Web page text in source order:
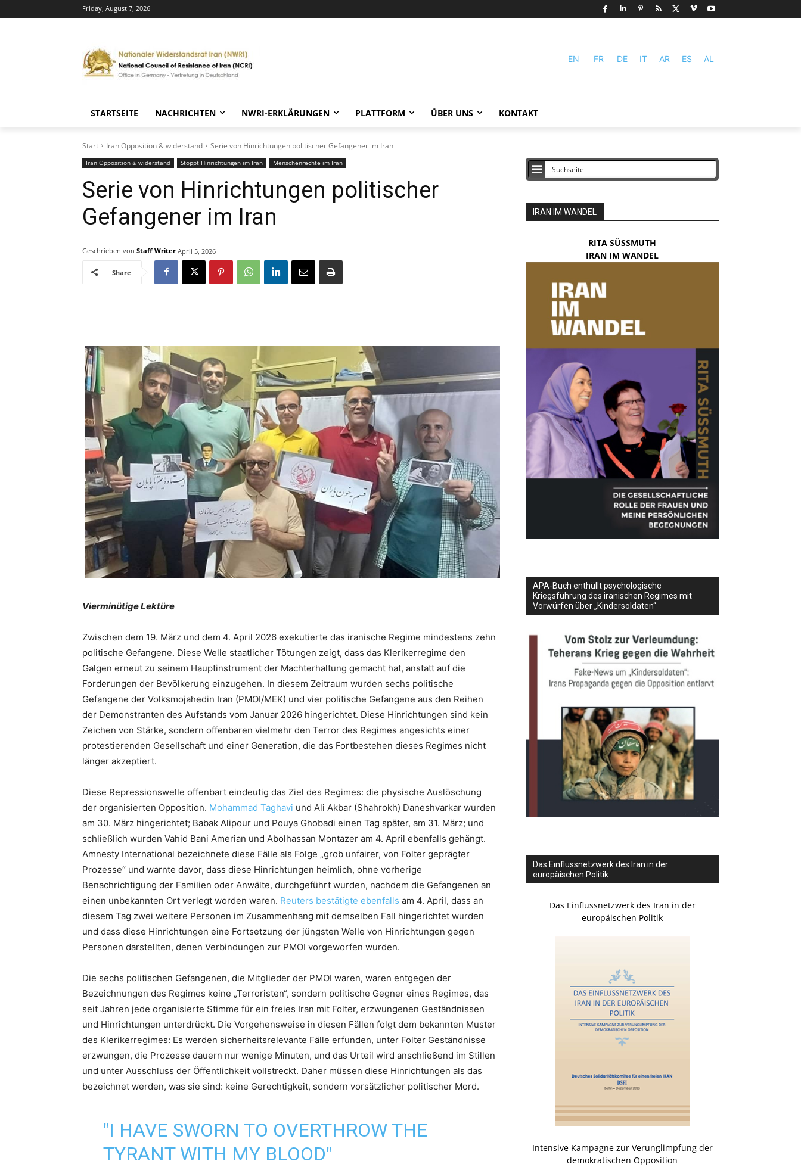
Friday, August 7, 2026
EN FR DE IT AR ES AL
STARTSEITE NACHRICHTEN NWRI-ERKLÄRUNGEN PLATTFORM ÜBER UNS KONTAKT
Start Iran Opposition & widerstand Serie von Hinrichtungen politischer Gefangener im Iran
Iran Opposition & widerstand Stoppt Hinrichtungen im Iran Menschenrechte im Iran
Serie von Hinrichtungen politischer
Gefangener im Iran
Geschrieben von Staff Writer April 5, 2026
Share
Vierminütige Lektüre
Zwischen dem 19. März und dem 4. April 2026 exekutierte das iranische Regime mindestens zehn
politische Gefangene. Diese Welle staatlicher Tötungen zeigt, dass das Klerikerregime den
Galgen erneut zu seinem Hauptinstrument der Machterhaltung gemacht hat, anstatt auf die
Forderungen der Bevölkerung einzugehen. In diesem Zeitraum wurden sechs politische
Gefangene der Volksmojahedin Iran (PMOI/MEK) und vier politische Gefangene aus den Reihen
der Demonstranten des Aufstands vom Januar 2026 hingerichtet. Diese Hinrichtungen sind kein
Zeichen von Stärke, sondern offenbaren vielmehr den Terror des Regimes angesichts einer
protestierenden Gesellschaft und einer Generation, die das Fortbestehen dieses Regimes nicht
länger akzeptiert.
Diese Repressionswelle offenbart eindeutig das Ziel des Regimes: die physische Auslöschung
der organisierten Opposition. Mohammad Taghavi und Ali Akbar (Shahrokh) Daneshvarkar wurden
am 30. März hingerichtet; Babak Alipour und Pouya Ghobadi einen Tag später, am 31. März; und
schließlich wurden Vahid Bani Amerian und Abolhassan Montazer am 4. April ebenfalls gehängt.
Amnesty International bezeichnete diese Fälle als Folge „grob unfairer, von Folter geprägter
Prozesse“ und warnte davor, dass diese Hinrichtungen heimlich, ohne vorherige
Benachrichtigung der Familien oder Anwälte, durchgeführt wurden, nachdem die Gefangenen an
einen unbekannten Ort verlegt worden waren. Reuters bestätigte ebenfalls am 4. April, dass an
diesem Tag zwei weitere Personen im Zusammenhang mit demselben Fall hingerichtet wurden
und dass diese Hinrichtungen eine Fortsetzung der jüngsten Welle von Hinrichtungen gegen
Personen darstellten, denen Verbindungen zur PMOI vorgeworfen wurden.
Die sechs politischen Gefangenen, die Mitglieder der PMOI waren, waren entgegen der
Bezeichnungen des Regimes keine „Terroristen“, sondern politische Gegner eines Regimes, das
seit Jahren jede organisierte Stimme für ein freies Iran mit Folter, erzwungenen Geständnissen
und Hinrichtungen unterdrückt. Die Vorgehensweise in diesen Fällen folgt dem bekannten Muster
des Klerikerregimes: Es werden sicherheitsrelevante Fälle erfunden, unter Folter Geständnisse
erzwungen, die Prozesse dauern nur wenige Minuten, und das Urteil wird anschließend im Stillen
und unter Ausschluss der Öffentlichkeit vollstreckt. Daher müssen diese Hinrichtungen als das
bezeichnet werden, was sie sind: keine Gerechtigkeit, sondern vorsätzlicher politischer Mord.
"I HAVE SWORN TO OVERTHROW THE
TYRANT WITH MY BLOOD"
IRAN IM WANDEL
RITA SÜSSMUTH
IRAN IM WANDEL
APA-Buch enthüllt psychologische
Kriegsführung des iranischen Regimes mit
Vorwürfen über „Kindersoldaten“
Das Einflussnetzwerk des Iran in der
europäischen Politik
Das Einflussnetzwerk des Iran in der
europäischen Politik
Intensive Kampagne zur Verunglimpfung der
demokratischen Opposition